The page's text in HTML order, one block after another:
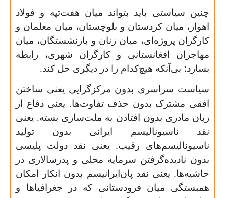
چنین سیاستی باید بتواند میان هفت‌تپه و فولاد
اهواز، میان کردستان و بلوچستان، میان معلمان و
کارگران پروژه‌ای، میان زنان و بازنشستگان، میان
مهاجران افغانستانی و کارگران شهری، رابطه
بسازد؛ بی‌آنکه هیچ‌کدام را در دیگری حل کند.
سیاست سراسری بدون مرکزگرایی یعنی ساختن
افقی مشترک بدون حذف تفاوت‌ها. یعنی دفاع از
زبان مادری بدون افتادن به ملت‌سازی بسته. یعنی
نقد ناسیونالیسم ایرانی بدون تولید
ناسیونالیسم‌های رقیب. یعنی نقد دولت پلیسی
بدون نادیده‌گرفتن سرمایه محلی و پدرسالاری در
حاشیه‌ها. یعنی نقد پان‌ایرانیسم بدون انکار امکان
همبستگی میان فرودستانی که در جغرافیاها و